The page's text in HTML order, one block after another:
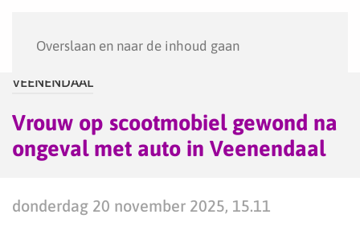
Overslaan en naar de inhoud gaan
VEENENDAAL
Vrouw op scootmobiel gewond na
ongeval met auto in Veenendaal
donderdag 20 november 2025, 15.11